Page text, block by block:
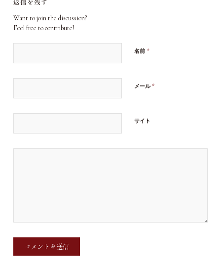
Want to join the discussion?
Feel free to contribute!
名前 *
メール *
サイト